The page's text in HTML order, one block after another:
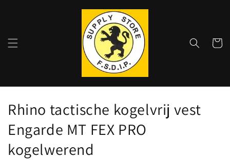
C
o
l
Rhino tactische kogelvrij vest
Engarde MT FEX PRO
kogelwerend